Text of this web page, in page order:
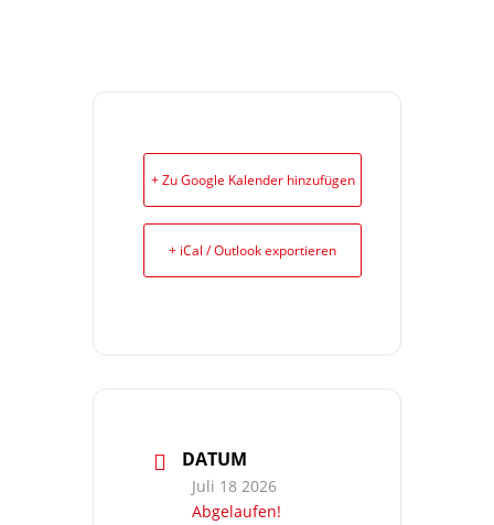
+ Zu Google Kalender hinzufügen
+ iCal / Outlook exportieren
DATUM
Juli 18 2026
Abgelaufen!